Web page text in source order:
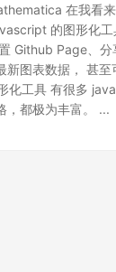
在我看
的图形化
Github Page、
新图表数据， 甚
化工具 有很多
，都极为丰富。 ...